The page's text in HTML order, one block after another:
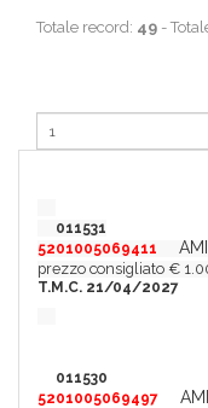
Totale record: 49 -
011531
5201005069411
prezzo consigliato €
T.M.C. 21/04/2027
011530
5201005069497